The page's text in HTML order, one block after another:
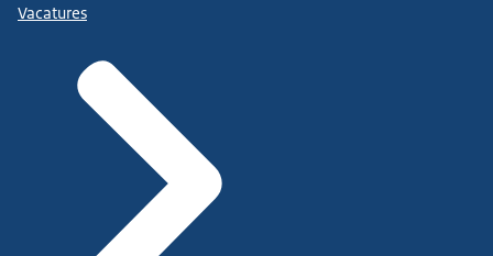
Vacatures